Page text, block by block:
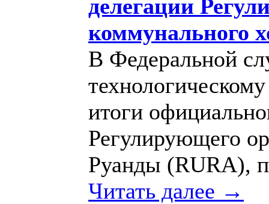
делегации
коммунального
В Федеральной
итоги
Регулирующего
Руанды (RURA),
Читать далее →